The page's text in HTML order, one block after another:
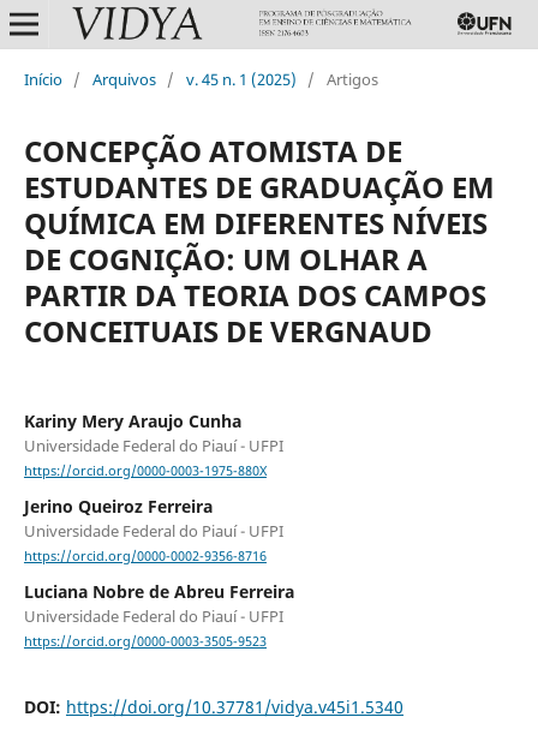
Início / Arquivos / v. 45 n. 1 (2025) / Artigos
CONCEPÇÃO ATOMISTA DE
ESTUDANTES DE GRADUAÇÃO EM
QUÍMICA EM DIFERENTES NÍVEIS
DE COGNIÇÃO: UM OLHAR A
PARTIR DA TEORIA DOS CAMPOS
CONCEITUAIS DE VERGNAUD
Kariny Mery Araujo Cunha
Universidade Federal do Piauí - UFPI
https://orcid.org/0000-0003-1975-880X
Jerino Queiroz Ferreira
Universidade Federal do Piauí - UFPI
https://orcid.org/0000-0002-9356-8716
Luciana Nobre de Abreu Ferreira
Universidade Federal do Piauí - UFPI
https://orcid.org/0000-0003-3505-9523
DOI: https://doi.org/10.37781/vidya.v45i1.5340